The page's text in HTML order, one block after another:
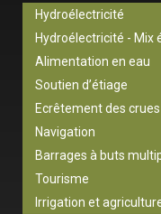
Hydroélectricité
Hydroélectricité - Mix
Alimentation en eau
Soutien d’étiage
Ecrêtement des crues
Navigation
Barrages à buts
Tourisme
Irrigation et